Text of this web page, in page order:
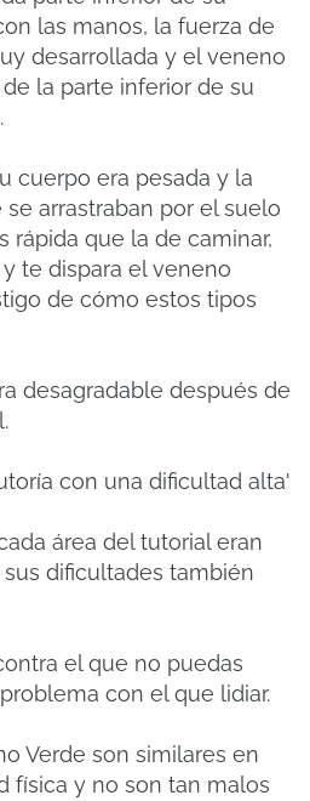
las manos, la fuerza de
desarrollada y el veneno
la parte inferior de su
cuerpo era pesada y la
arrastraban por el suelo
rápida que la de caminar,
te dispara el veneno
de cómo estos tipos
desagradable después de
con una dificultad alta'
área del tutorial eran
dificultades también
el que no puedas
con el que lidiar.
Verde son similares en
física y no son tan malos